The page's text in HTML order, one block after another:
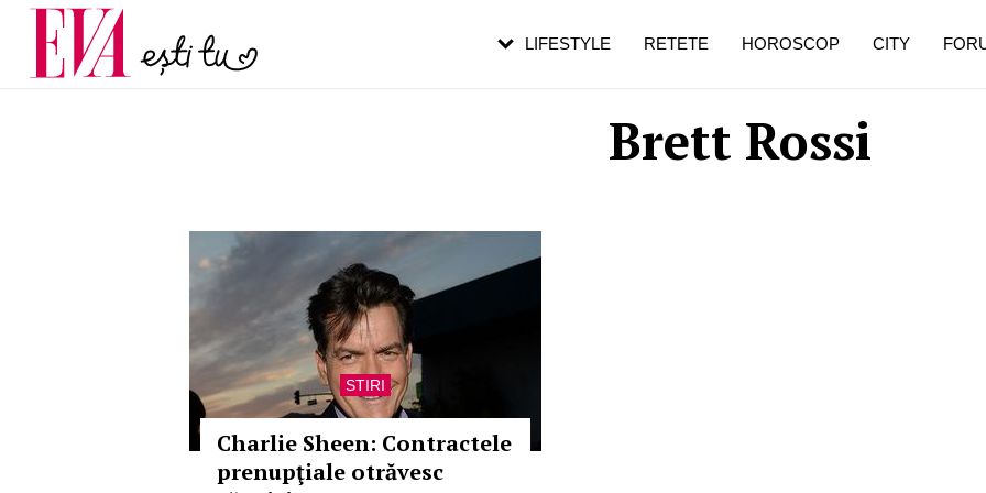
Brett Rossi
STIRI
Charlie Sheen: Contractele
prenupţiale otrăvesc
LIFESTYLE RETETE HOROSCOP CITY
Carieră
Actualitate
pe măsură ce înaintezi în vârstă